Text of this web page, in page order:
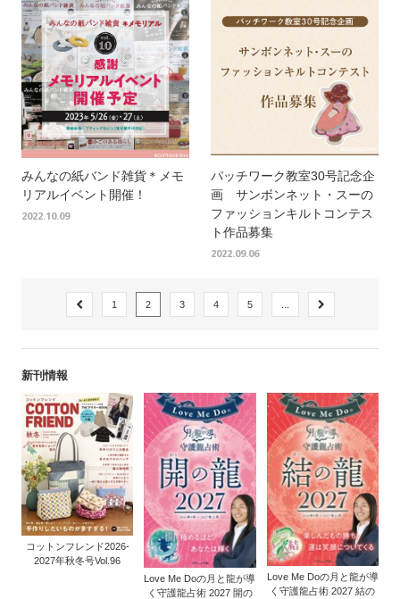
みんなの紙バンド雑貨＊メモ
リアルイベント開催！
2022.10.09
パッチワーク教室30号記念企
画 サンボンネット・スーの
ファッションキルトコンテス
ト作品募集
2022.09.06
1 2 3 4 5
新刊情報
コットンフレンド2026-
2027年秋冬号Vol.96
Love Me Doの月と龍が導
く守護龍占術 2027 開の
Love Me Doの月と龍が導
く守護龍占術 2027 結の